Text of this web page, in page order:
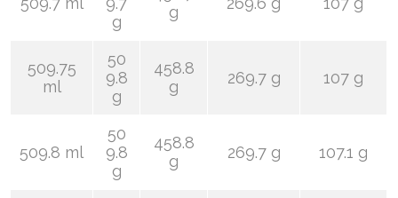
g
g
509.75
ml
50
9.8
g
458.8
g
269.7 g 107 g
509.8 ml
50
9.8
g
458.8
g
269.7 g 107.1 g